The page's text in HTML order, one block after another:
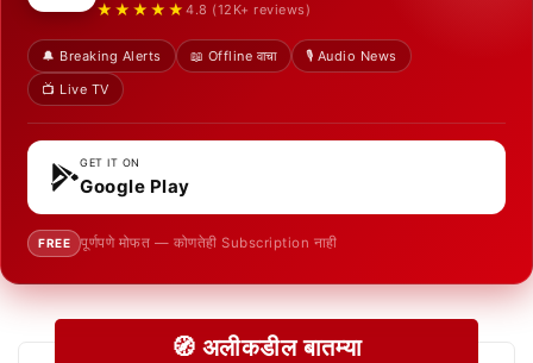
★★★★★ 4.8 (12K+ reviews)
🔔 Breaking Alerts 📖 Offline वाचा
🎙️ Audio News
📺 Live TV
GET IT ON
Google Play
FREE पूर्णपणे मोफत — कोणतेही Subscription नाही
🧭 अलीकडील बातम्या